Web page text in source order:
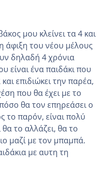
μου κλείνει τα 4 και
άφιξη του νέου μέλους
δηλαδή 4 χρόνια
είναι ένα παιδάκι που
επιδιώκει την παρέα,
που θα έχει με το
θα τον επηρεάσει ο
το παρόν, είναι πολύ
το αλλάζει, θα το
μαζί με τον μπαμπά.
με αυτη τη